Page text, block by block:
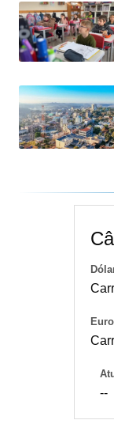
--